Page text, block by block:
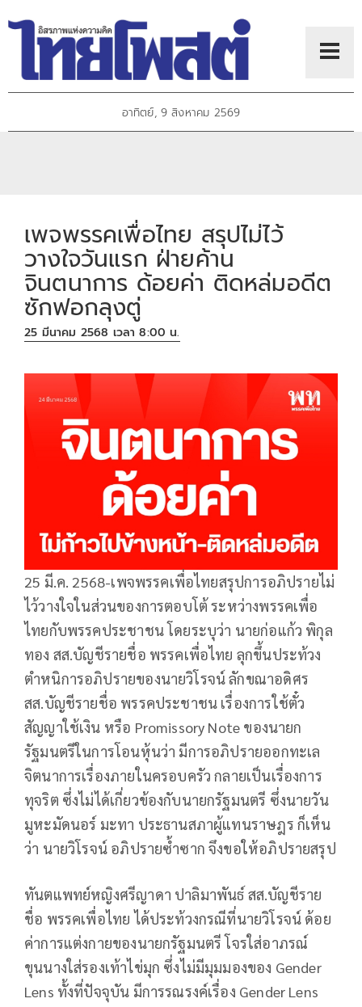
อาทิตย์, 9 สิงหาคม 2569
เพจพรรคเพื่อไทย สรุปไม่ไว้
วางใจวันแรก ฝ่ายค้าน
จินตนาการ ด้อยค่า ติดหล่มอดีต
ซักฟอกลุงตู่
25 มีนาคม 2568 เวลา 8:00 น.
25 มี.ค. 2568-เพจพรรคเพื่อไทยสรุปการอภิปรายไม่
ไว้วางใจในส่วนของการตอบโต้ ระหว่างพรรคเพื่อ
ไทยกับพรรคประชาชน โดยระบุว่า นายก่อแก้ว พิกุล
ทอง สส.บัญชีรายชื่อ พรรคเพื่อไทย ลุกขึ้นประท้วง
ตำหนิการอภิปรายของนายวิโรจน์ ลักขณาอดิศร
สส.บัญชีรายชื่อ พรรคประชาชน เรื่องการใช้ตั๋ว
สัญญาใช้เงิน หรือ Promissory Note ของนายก
รัฐมนตรีในการโอนหุ้นว่า มีการอภิปรายออกทะเล
จิตนาการเรื่องภายในครอบครัว กลายเป็นเรื่องการ
ทุจริต ซึ่งไม่ได้เกี่ยวข้องกับนายกรัฐมนตรี ซึ่งนายวัน
มูหะมัดนอร์ มะทา ประธานสภาผู้แทนราษฎร ก็เห็น
ว่า นายวิโรจน์ อภิปรายซ้ำซาก จึงขอให้อภิปรายสรุป
ทันตแพทย์หญิงศรีญาดา ปาลิมาพันธ์ สส.บัญชีราย
ชื่อ พรรคเพื่อไทย ได้ประท้วงกรณีที่นายวิโรจน์ ด้อย
ค่าการแต่งกายของนายกรัฐมนตรี โจรใส่อาภรณ์
ขุนนางใส่รองเท้าไข่มุก ซึ่งไม่มีมุมมองของ Gender
Lens ทั้งที่ปัจจุบัน มีการรณรงค์เรื่อง Gender Lens